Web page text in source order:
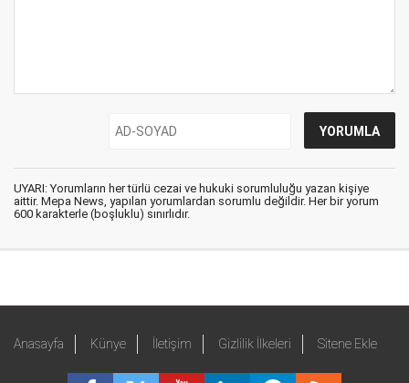
UYARI: Yorumların her türlü cezai ve hukuki sorumluluğu yazan kişiye
aittir. Mepa News, yapılan yorumlardan sorumlu değildir. Her bir yorum
600 karakterle (boşluklu) sınırlıdır.
Anasayfa Künye İletişim Gizlilik İlkeleri Sitene Ekle